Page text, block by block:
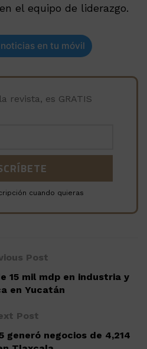
el equipo de liderazgo.
en tu móvil
revista, es GRATIS
cuando quieras
Post
15 mil mdp en industria y
en Yucatán
Post
generó negocios de 4,214